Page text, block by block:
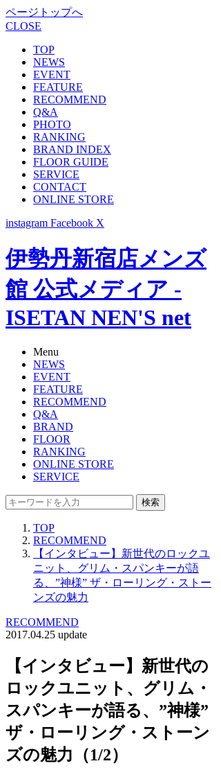
ページトップへ
CLOSE
TOP
NEWS
EVENT
FEATURE
RECOMMEND
Q&A
PHOTO
RANKING
BRAND INDEX
FLOOR GUIDE
SERVICE
CONTACT
ONLINE STORE
instagram Facebook X
伊勢丹新宿店メンズ
館 公式メディア -
ISETAN NEN'S net
Menu
NEWS
EVENT
FEATURE
RECOMMEND
Q&A
BRAND
FLOOR
RANKING
ONLINE STORE
SERVICE
検索
TOP
RECOMMEND
【インタビュー】新世代のロックユ
ニット、グリム・スパンキーが語
る、”神様” ザ・ローリング・ストー
ンズの魅力
RECOMMEND
2017.04.25 update
【インタビュー】新世代の
ロックユニット、グリム・
スパンキーが語る、”神様”
ザ・ローリング・ストーン
ズの魅力（1/2）